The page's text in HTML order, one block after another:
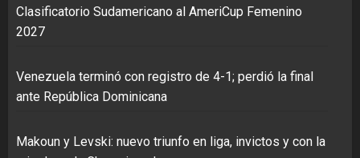
Clasificatorio Sudamericano al AmeriCup Femenino
2027
Venezuela terminó con registro de 4-1; perdió la final
ante República Dominicana
Makoun y Levski: nuevo triunfo en liga, invictos y con la